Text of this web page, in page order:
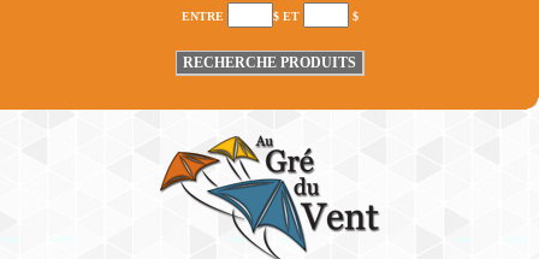
ENTRE $ ET $
RECHERCHE PRODUITS